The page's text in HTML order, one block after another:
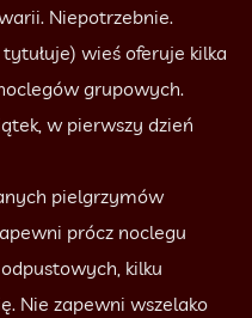
Niepotrzebnie.
wieś oferuje kilka
grupowych.
w pierwszy dzień
pielgrzymów
prócz noclegu
kilku
Nie zapewni wszelako